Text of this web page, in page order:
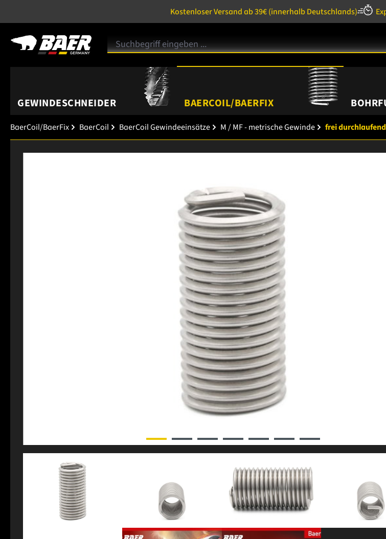
Kostenloser Versand ab 39€(innerhalb Deutschlands)
GEWINDESCHNEIDER BAERCOIL/BAERFIX
BaerCoil/BaerFix BaerCoil BaerCoil Gewindeeinsätze M / MF - metrische Gewinde frei durchlaufend